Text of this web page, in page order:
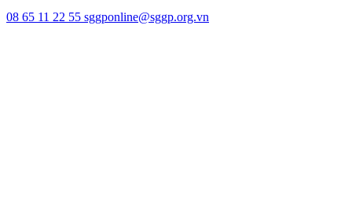
08 65 11 22 55 sggponline@sggp.org.vn